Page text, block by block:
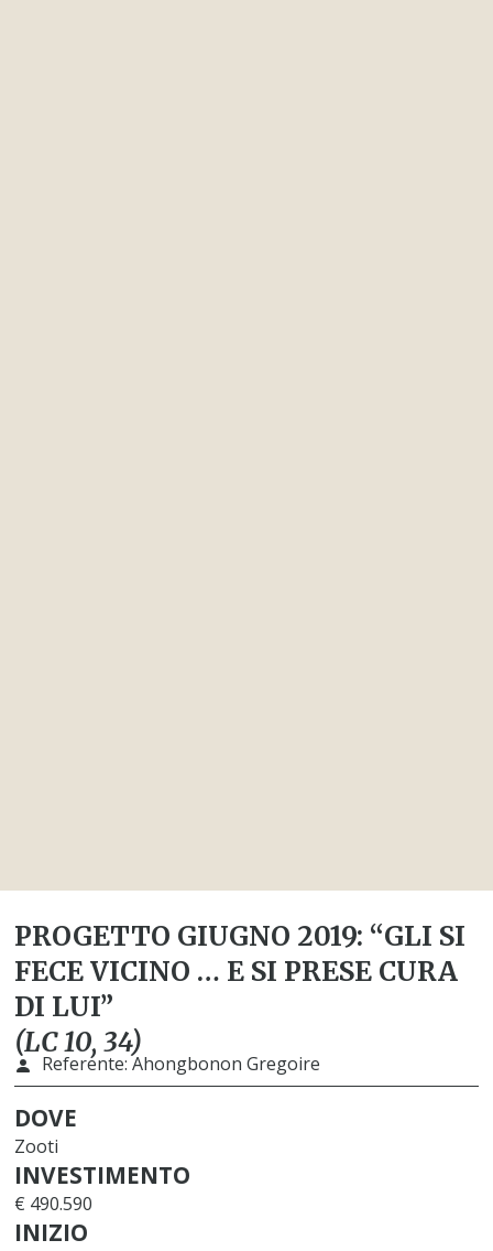
PROGETTO GIUGNO 2019: “GLI SI
FECE VICINO … E SI PRESE CURA
DI LUI”
(LC 10, 34)
Referente:Ahongbonon Gregoire
DOVE
Zooti
INVESTIMENTO
€ 490.590
INIZIO